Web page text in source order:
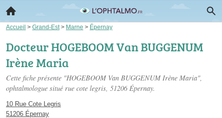
Accueil > Grand-Est > Marne > Épernay
Docteur HOGEBOOM Van BUGGENUM
Irène Maria
Cette fiche présente "HOGEBOOM Van BUGGENUM Irène Maria",
ophtalmologue situé rue cote legris, 51206 Épernay.
10 Rue Cote Legris
51206 Épernay